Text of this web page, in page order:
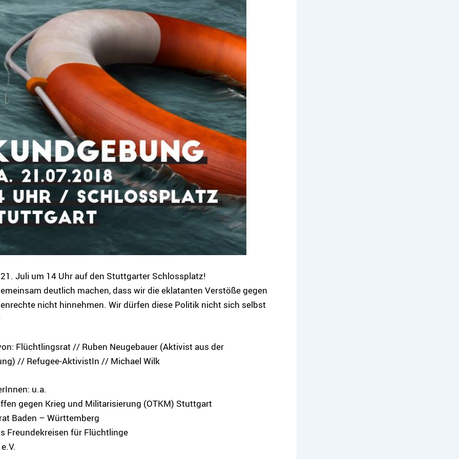
Juli um 14 Uhr auf den Stuttgarter Schlossplatz!
deutlich machen, dass wir die eklatanten Verstöße gegen
nicht hinnehmen. Wir dürfen diese Politik nicht sich selbst
Flüchtlingsrat // Ruben Neugebauer (Aktivist aus der
// Refugee-AktivistIn // Michael Wilk
u.a.
gegen Krieg und Militarisierung (OTKM) Stuttgart
Baden – Württemberg
Freundekreisen für Flüchtlinge